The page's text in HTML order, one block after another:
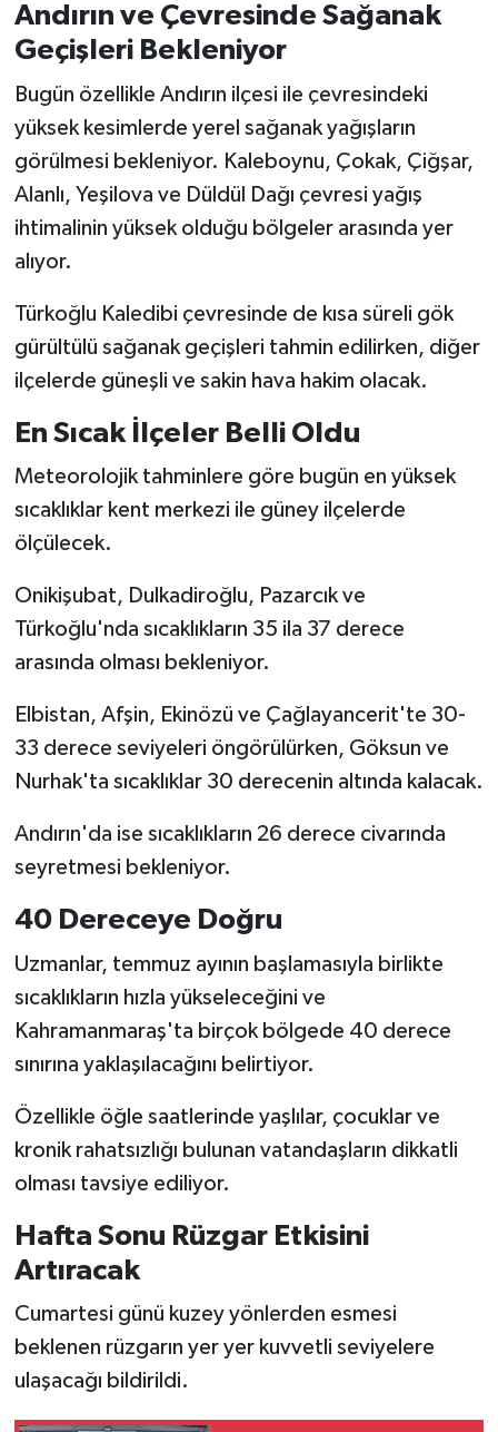
Andırın ve Çevresinde Sağanak
Geçişleri Bekleniyor
Bugün özellikle Andırın ilçesi ile çevresindeki
yüksek kesimlerde yerel sağanak yağışların
görülmesi bekleniyor. Kaleboynu, Çokak, Çiğşar,
Alanlı, Yeşilova ve Düldül Dağı çevresi yağış
ihtimalinin yüksek olduğu bölgeler arasında yer
alıyor.
Türkoğlu Kaledibi çevresinde de kısa süreli gök
gürültülü sağanak geçişleri tahmin edilirken, diğer
ilçelerde güneşli ve sakin hava hakim olacak.
En Sıcak İlçeler Belli Oldu
Meteorolojik tahminlere göre bugün en yüksek
sıcaklıklar kent merkezi ile güney ilçelerde
ölçülecek.
Onikişubat, Dulkadiroğlu, Pazarcık ve
Türkoğlu'nda sıcaklıkların 35 ila 37 derece
arasında olması bekleniyor.
Elbistan, Afşin, Ekinözü ve Çağlayancerit'te 30-
33 derece seviyeleri öngörülürken, Göksun ve
Nurhak'ta sıcaklıklar 30 derecenin altında kalacak.
Andırın'da ise sıcaklıkların 26 derece civarında
seyretmesi bekleniyor.
40 Dereceye Doğru
Uzmanlar, temmuz ayının başlamasıyla birlikte
sıcaklıkların hızla yükseleceğini ve
Kahramanmaraş'ta birçok bölgede 40 derece
sınırına yaklaşılacağını belirtiyor.
Özellikle öğle saatlerinde yaşlılar, çocuklar ve
kronik rahatsızlığı bulunan vatandaşların dikkatli
olması tavsiye ediliyor.
Hafta Sonu Rüzgar Etkisini
Artıracak
Cumartesi günü kuzey yönlerden esmesi
beklenen rüzgarın yer yer kuvvetli seviyelere
ulaşacağı bildirildi.
ÜÇÜNCÜ SAYFA
BİLİMNET
Yemek
SEÇİM 2014
KİM KİMDİR
ÇEK GÖNDER
KİTAP
HEDEF2020
OTOMOBİL
MİZAH
TARİH
Genel
Politika
YEREL
BİLİM TEKNOLOJİ
ASAYİŞ
SEÇİM 2015
ÇEVRE
BİLİM VE TEKNOLOJİ
YARIŞMALAR
HABERDE İNSAN